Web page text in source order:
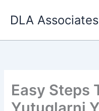
DLA Associates
Easy Steps